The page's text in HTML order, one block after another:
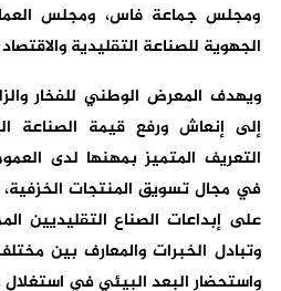
ومجلس جماعة فاس، ومجلس
الجهوية للصناعة التقليدية
ويهدف المعرض الوطني للفخار
إلى إنعاش ورفع قيمة الصناعة
التعريف المتميز بمهنها لدى
في مجال تسويق المنتجات الخزفية،
على إبداعات الصناع التقليديين
وتبادل الخبرات والمعارف بين
واستحضار البعد البيئي في استغلال